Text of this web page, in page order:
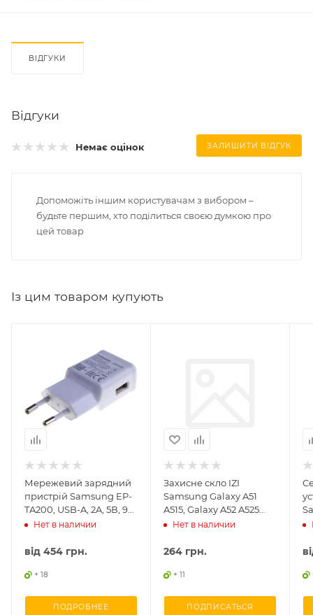
ВІДГУКИ
Відгуки
Немає оцінок ЗАЛИШИТИ ВІДГУК
Допоможіть іншим користувачам з вибором –
будьте першим, хто поділиться своєю думкою про
цей товар
Із цим товаром купують
Мережевий зарядний
пристрій Samsung EP-
TA200, USB-A, 2A, 5В, 9В,
оригінал, б/у
Нет в наличии
від 454 грн.
+ 18
ПОДРОБНЕЕ
Захисне скло IZI
Samsung Galaxy A51
A515, Galaxy A52 A525
клей по всій площині
Нет в наличии
264 грн.
+ 11
ПОДПИСАТЬСЯ